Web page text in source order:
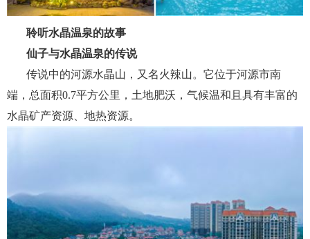
聆听水晶温泉的故事
仙子与水晶温泉的传说
传说中的河源水晶山，又名火辣山。它位于河源市南
端，总面积0.7平方公里，土地肥沃，气候温和且具有丰富的
水晶矿产资源、地热资源。